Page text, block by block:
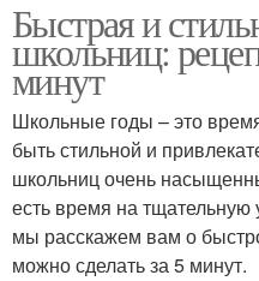
Быстрая и
школьниц:
минут
Школьные годы – это
быть стильной и
школьниц очень
есть время на тщательную
мы расскажем вам о
можно сделать за 5 минут.